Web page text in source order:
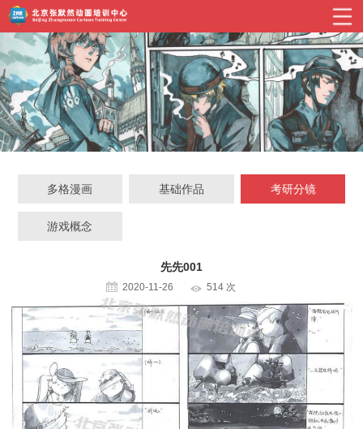
多格漫画 基础作品 考研分镜
游戏概念
先先001
2020-11-26 514 次